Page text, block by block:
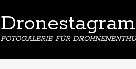
Dronestagram
FOTOGALERIE FÜR